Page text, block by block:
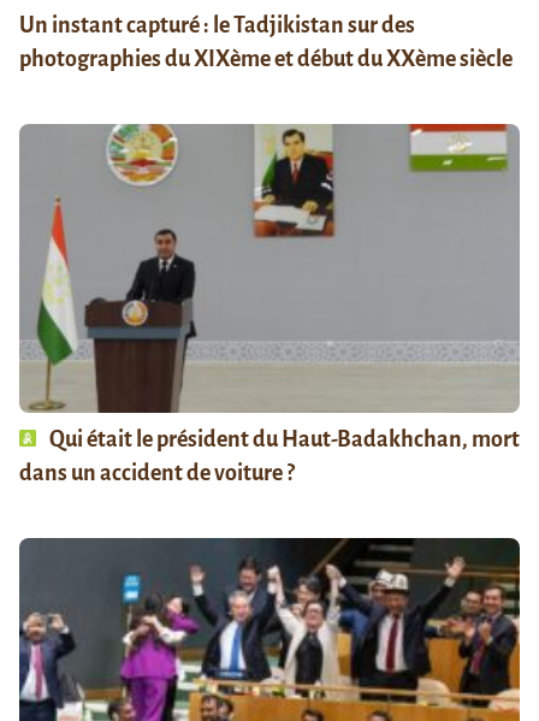
Un instant capturé : le Tadjikistan sur des
photographies du XIXème et début du XXème siècle
Qui était le président du Haut-Badakhchan, mort
dans un accident de voiture ?